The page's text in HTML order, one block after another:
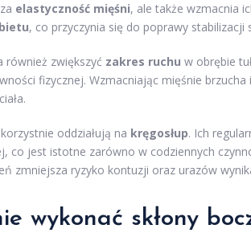
elastyczność mięśni, ale także wzmacnia
, co przyczynia się do poprawy
również zwiększyć zakres ruchu w obrębie
fizycznej. Wzmacniając mięśnie
oddziałują na kręgosłup. Ich
co jest istotne zarówno w codziennych
zmniejsza ryzyko kontuzji oraz urazów
wykonać skłony